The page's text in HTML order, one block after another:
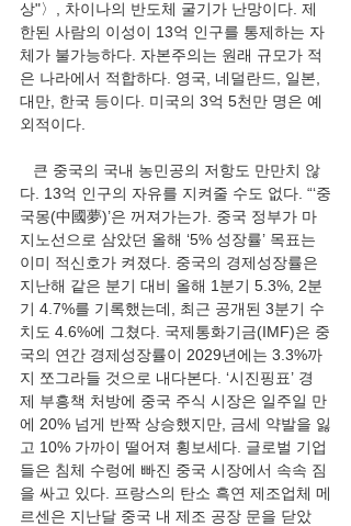
상"〉, 차이나의 반도체 굴기가 난망이다. 제
한된 사람의 이성이 13억 인구를 통제하는 자
체가 불가능하다. 자본주의는 원래 규모가 적
은 나라에서 적합하다. 영국, 네덜란드, 일본,
대만, 한국 등이다. 미국의 3억 5천만 명은 예
외적이다.
큰 중국의 국내 농민공의 저항도 만만치 않
다. 13억 인구의 자유를 지켜줄 수도 없다. “‘중
국몽(中國夢)’은 꺼져가는가. 중국 정부가 마
지노선으로 삼았던 올해 ‘5% 성장률’ 목표는
이미 적신호가 켜졌다. 중국의 경제성장률은
지난해 같은 분기 대비 올해 1분기 5.3%, 2분
기 4.7%를 기록했는데, 최근 공개된 3분기 수
치도 4.6%에 그쳤다. 국제통화기금(IMF)은 중
국의 연간 경제성장률이 2029년에는 3.3%까
지 쪼그라들 것으로 내다본다. ‘시진핑표’ 경
제 부흥책 처방에 중국 주식 시장은 일주일 만
에 20% 넘게 반짝 상승했지만, 금세 약발을 잃
고 10% 가까이 떨어져 횡보세다. 글로벌 기업
들은 침체 수렁에 빠진 중국 시장에서 속속 짐
을 싸고 있다. 프랑스의 탄소 흑연 제조업체 메
르센은 지난달 중국 내 제조 공장 문을 닫았